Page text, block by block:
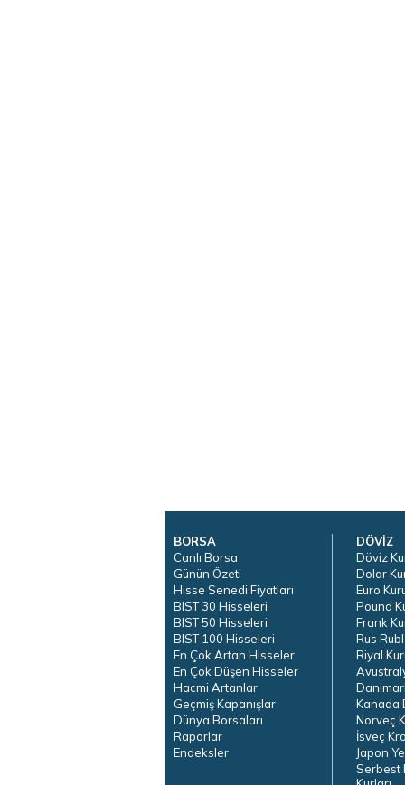
BORSA
Canlı Borsa
Günün Özeti
Hisse Senedi Fiyatları
BIST 30 Hisseleri
BIST 50 Hisseleri
BIST 100 Hisseleri
En Çok Artan Hisseler
En Çok Düşen Hisseler
Hacmi Artanlar
Geçmiş Kapanışlar
Dünya Borsaları
Raporlar
Endeksler
DÖVİZ
Döviz
Dolar
Euro
Pound
Frank
Rus
Riyal
Kanada
Norveç
İsveç
Japon
Serbest